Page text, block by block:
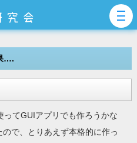
….
ってGUIアプリでも作ろうかな
で、とりあえず本格的に作っ